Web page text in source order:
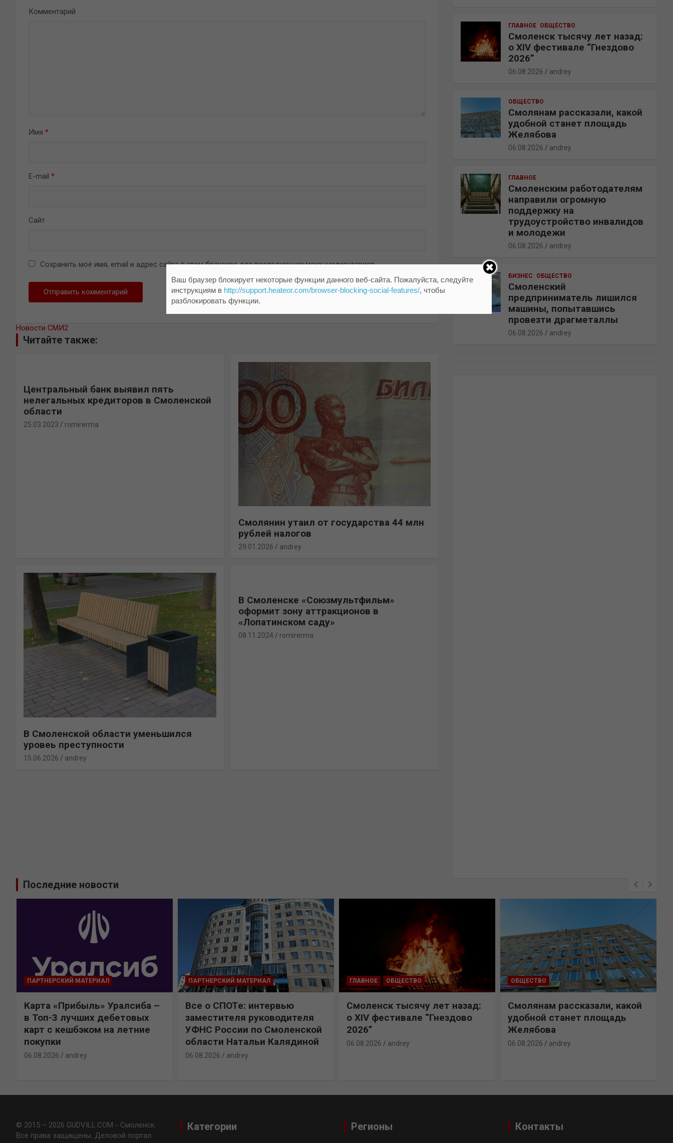
Комментарий
Имя *
E-mail *
Сайт
Сохранить моё имя, email и адрес сайта в этом браузере для последующих моих комментариев.
Новости СМИ2
Читайте также:
Центральный банк выявил пять
нелегальных кредиторов в Смоленской
области
25.03.2023 romirerma
Смолянин утаил от государства 44 млн
рублей налогов
29.01.2026 andrey
В Смоленской области уменьшился
уровеь преступности
15.06.2026 andrey
В Смоленске «Союзмультфильм»
оформит зону аттракционов в
«Лопатинском саду»
08.11.2024 romirerma
ГЛАВНОЕ ОБЩЕСТВО
Смоленск тысячу лет назад:
о XIV фестивале “Гнездово
2026”
06.08.2026 andrey
ОБЩЕСТВО
Смолянам рассказали, какой
удобной станет площадь
Желябова
06.08.2026 andrey
ГЛАВНОЕ
Смоленским работодателям
направили огромную
поддержку на
трудоустройство инвалидов
и молодежи
06.08.2026 andrey
БИЗНЕС ОБЩЕСТВО
Смоленский
предприниматель лишился
машины, попытавшись
провезти драгметаллы
06.08.2026 andrey
Последние новости
ПАРТНЕРСКИЙ МАТЕРИАЛ
Карта «Прибыль» Уралсиба –
в Топ-3 лучших дебетовых
карт с кешбэком на летние
покупки
06.08.2026 andrey
ПАРТНЕРСКИЙ МАТЕРИАЛ
Все о СПОТе: интервью
заместителя руководителя
УФНС России по Смоленской
области Натальи Калядиной
06.08.2026 andrey
ГЛАВНОЕ ОБЩЕСТВО
Смоленск тысячу лет назад:
о XIV фестивале “Гнездово
2026”
06.08.2026 andrey
ОБЩЕСТВО
Смолянам рассказали, какой
удобной станет площадь
Желябова
06.08.2026 andrey
© 2015 – 2026 GUDVILL.COM - Смоленск.
Все права защищены. Деловой портал
Категории Регионы Контакты
Ваш браузер блокирует некоторые функции данного веб-сайта. Пожалуйста, следуйте
инструкциям в http://support.heateor.com/browser-blocking-social-features/, чтобы
разблокировать функции.